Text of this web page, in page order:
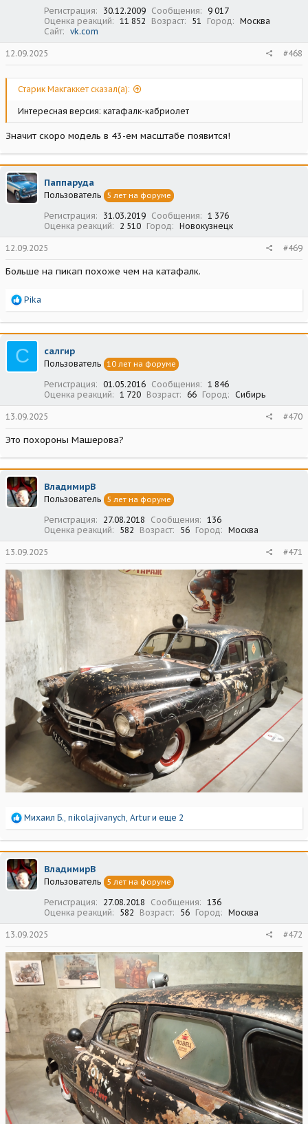
Регистрация 30.12.2009 Сообщения
9 017
Оценка реакций
11 852 Возраст 51 Город
Москва
Сайт
vk.com
12.09.2025 #468
Старик Макгаккет сказал(а):
Интересная версия: катафалк-кабриолет
Значит скоро модель в 43-ем масштабе появится!
Паппаруда
Пользователь 5 лет на форуме
Регистрация 31.03.2019 Сообщения
1 376
Оценка реакций
2 510 Город Новокузнецк
12.09.2025 #469
Больше на пикап похоже чем на катафалк.
Р
а
к
ц
и
и
Pika
С салгир
Пользователь 10 лет на форуме
Регистрация 01.05.2016 Сообщения
1 846
Оценка реакций
1 720 Возраст 66 Город Сибирь
13.09.2025 #470
Это похороны Машерова?
ВладимирВ
Пользователь 5 лет на форуме
Регистрация 27.08.2018 Сообщения
136
Оценка реакций
582 Возраст 56 Город Москва
13.09.2025 #471
Р
а
к
ц
и
и
Михаил Б. nikolajivanych Arturи еще 2
ВладимирВ
Пользователь 5 лет на форуме
Регистрация 27.08.2018 Сообщения
136
Оценка реакций
582 Возраст 56 Город Москва
13.09.2025 #472